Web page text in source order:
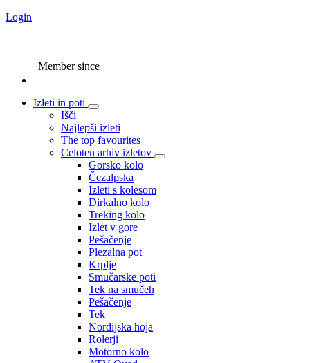
Login
Member since
Izleti in poti
Išči
Najlepši izleti
The top favourites
Celoten arhiv izletov
Gorsko kolo
Čezalpska
Izleti s kolesom
Dirkalno kolo
Treking kolo
Izlet v gore
Pešačenje
Plezalna pot
Krplje
Smučarske poti
Tek na smučeh
Pešačenje
Tek
Nordijska hoja
Rolerji
Motorno kolo